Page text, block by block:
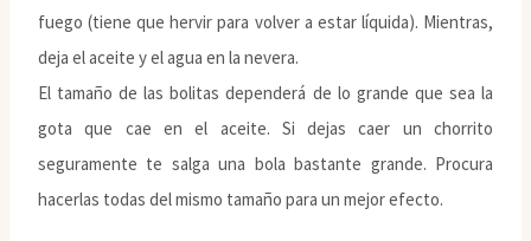
fuego (tiene que hervir para volver a estar líquida). Mientras,
deja el aceite y el agua en la nevera.
El tamaño de las bolitas dependerá de lo grande que sea la
gota que cae en el aceite. Si dejas caer un chorrito
seguramente te salga una bola bastante grande. Procura
hacerlas todas del mismo tamaño para un mejor efecto.